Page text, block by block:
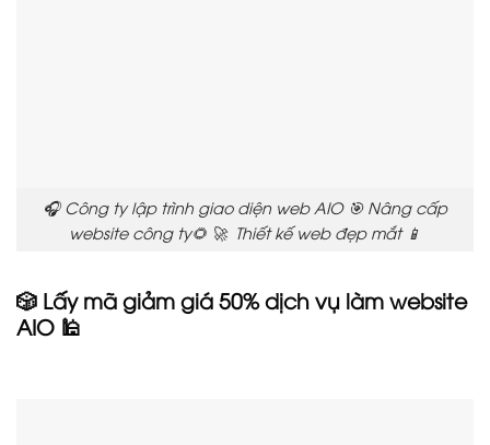
🎧 Công ty lập trình giao diện web AIO 🎯 Nâng cấp
website công ty🌻 🚀 Thiết kế web đẹp mắt 📱
🎲 Lấy mã giảm giá 50% dịch vụ làm website
AIO 🕌